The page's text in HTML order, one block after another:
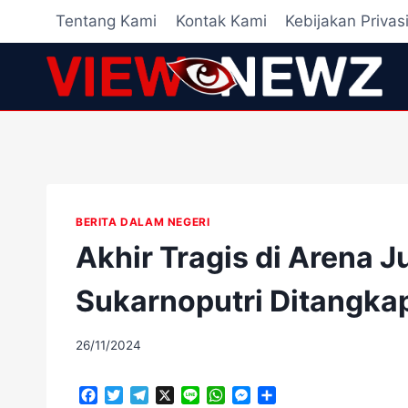
content
Tentang Kami Kontak Kami Kebijakan Privasi
BERITA DALAM NEGERI
Akhir Tragis di Arena
Sukarnoputri
By
26/11/2024
W
M